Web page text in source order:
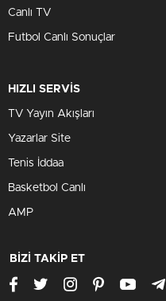
Canlı TV
Futbol Canlı Sonuçlar
HIZLI SERVİS
TV Yayın Akışları
Yazarlar Site
Tenis İddaa
Basketbol Canlı
AMP
BİZİ TAKİP ET